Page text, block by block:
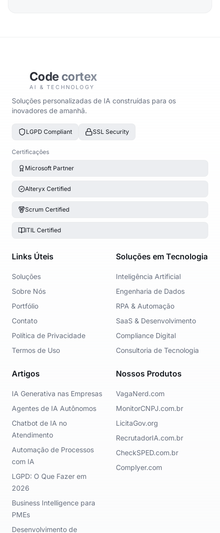
Code cortex
AI & TECHNOLOGY
Soluções personalizadas de IA construídas para os
inovadores de amanhã.
LGPD Compliant SSL Security
Certificações
Microsoft Partner
Alteryx Certified
Scrum Certified
ITIL Certified
Links Úteis
Soluções
Sobre Nós
Portfólio
Contato
Política de Privacidade
Termos de Uso
Soluções em Tecnologia
Inteligência Artificial
Engenharia de Dados
RPA & Automação
SaaS & Desenvolvimento
Compliance Digital
Consultoria de Tecnologia
Artigos
IA Generativa nas Empresas
Agentes de IA Autônomos
Chatbot de IA no
Atendimento
Automação de Processos
com IA
LGPD: O Que Fazer em
2026
Business Intelligence para
PMEs
Desenvolvimento de
Nossos Produtos
VagaNerd.com
MonitorCNPJ.com.br
LicitaGov.org
RecrutadorIA.com.br
CheckSPED.com.br
Complyer.com